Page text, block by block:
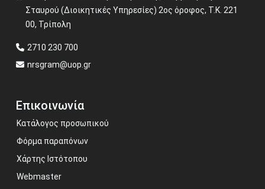
Σταυρού (Διοικητικές Υπηρεσίες) 2ος όροφος, Τ.Κ. 221
00, Τρίπολη
2710 230 700
nrsgram@uop.gr
Επικοινωνία
Κατάλογος προσωπικού
Φόρμα παραπόνων
Χάρτης Ιστότοπου
Webmaster